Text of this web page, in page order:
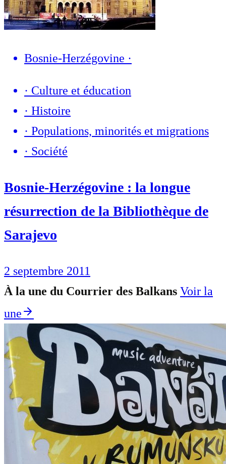
Bosnie-Herzégovine ·
· Culture et éducation
· Histoire
· Populations, minorités et migrations
· Société
Bosnie-Herzégovine : la longue
résurrection de la Bibliothèque de
Sarajevo
2 septembre 2011
À la une du Courrier des Balkans Voir la
une